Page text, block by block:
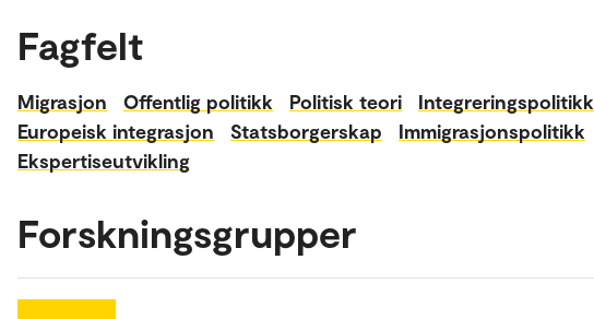
Fagfelt
Migrasjon Offentlig politikk Politisk teori
Integreringspolitikk
Europeisk integrasjon
Statsborgerskap
Immigrasjonspolitikk
Ekspertiseutvikling
Forskningsgrupper